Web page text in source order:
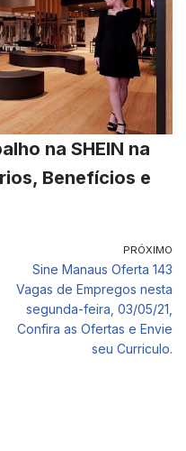
na SHEIN na
Benefícios e
PRÓXIMO
Sine Manaus Oferta 143
Vagas de Empregos nesta
segunda-feira, 03/05/21,
Confira as Ofertas e Envie
seu Curriculo.